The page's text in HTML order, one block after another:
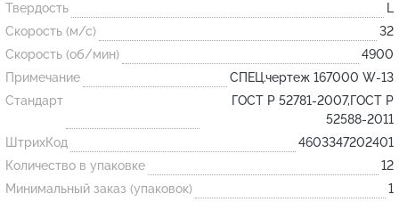
Муфель
Черпак
Шербер
Трубка
Стержень
Пробка
Подставка
Твердость
L
Скорость (м/с)
32
Скорость (об/мин)
4900
Примечание
СПЕЦ.чертеж 167000 W-13
Стандарт
ГОСТ Р 52781-2007,ГОСТ Р
52588-2011
ШтрихКод
4603347202401
Количество в упаковке
12
Минимальный заказ (упаковок)
1